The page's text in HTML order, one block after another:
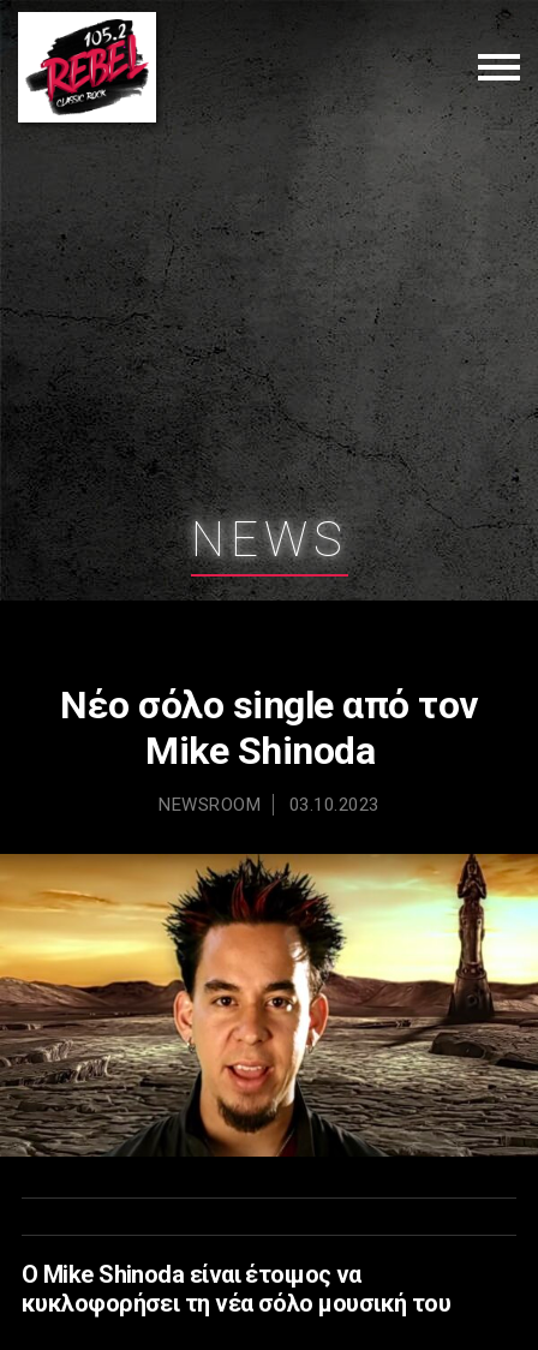
NEWS
Νέο σόλο single από τον
Mike Shinoda
NEWSROOM 03.10.2023
Ο Μike Shinoda είναι έτοιμος να
κυκλοφορήσει τη νέα σόλο μουσική του